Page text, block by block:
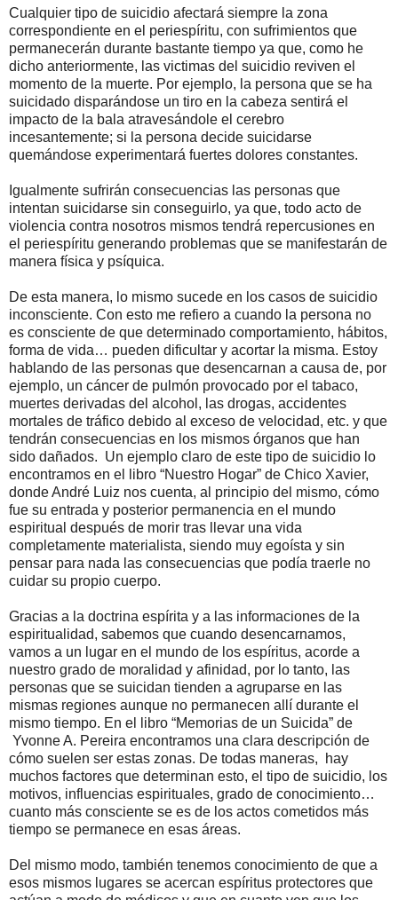
Cualquier tipo de suicidio afectará siempre la zona
correspondiente en el periespíritu, con sufrimientos que
permanecerán durante bastante tiempo ya que, como he
dicho anteriormente, las victimas del suicidio reviven el
momento de la muerte. Por ejemplo, la persona que se ha
suicidado disparándose un tiro en la cabeza sentirá el
impacto de la bala atravesándole el cerebro
incesantemente; si la persona decide suicidarse
quemándose experimentará fuertes dolores constantes.
Igualmente sufrirán consecuencias las personas que
intentan suicidarse sin conseguirlo, ya que, todo acto de
violencia contra nosotros mismos tendrá repercusiones en
el periespíritu generando problemas que se manifestarán de
manera física y psíquica.
De esta manera, lo mismo sucede en los casos de suicidio
inconsciente. Con esto me refiero a cuando la persona no
es consciente de que determinado comportamiento, hábitos,
forma de vida… pueden dificultar y acortar la misma. Estoy
hablando de las personas que desencarnan a causa de, por
ejemplo, un cáncer de pulmón provocado por el tabaco,
muertes derivadas del alcohol, las drogas, accidentes
mortales de tráfico debido al exceso de velocidad, etc. y que
tendrán consecuencias en los mismos órganos que han
sido dañados. Un ejemplo claro de este tipo de suicidio lo
encontramos en el libro “Nuestro Hogar” de Chico Xavier,
donde André Luiz nos cuenta, al principio del mismo, cómo
fue su entrada y posterior permanencia en el mundo
espiritual después de morir tras llevar una vida
completamente materialista, siendo muy egoísta y sin
pensar para nada las consecuencias que podía traerle no
cuidar su propio cuerpo.
Gracias a la doctrina espírita y a las informaciones de la
espiritualidad, sabemos que cuando desencarnamos,
vamos a un lugar en el mundo de los espíritus, acorde a
nuestro grado de moralidad y afinidad, por lo tanto, las
personas que se suicidan tienden a agruparse en las
mismas regiones aunque no permanecen allí durante el
mismo tiempo. En el libro “Memorias de un Suicida” de
Yvonne A. Pereira encontramos una clara descripción de
cómo suelen ser estas zonas. De todas maneras, hay
muchos factores que determinan esto, el tipo de suicidio, los
motivos, influencias espirituales, grado de conocimiento…
cuanto más consciente se es de los actos cometidos más
tiempo se permanece en esas áreas.
Del mismo modo, también tenemos conocimiento de que a
esos mismos lugares se acercan espíritus protectores que